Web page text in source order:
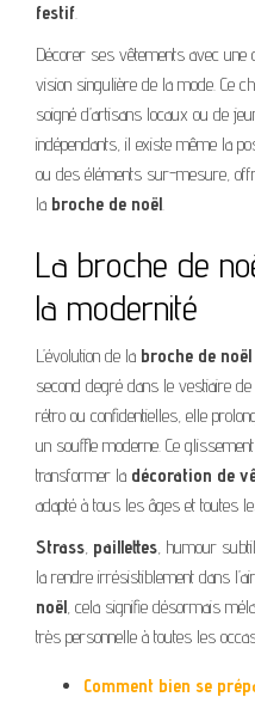
festif.
Décorer ses vêtements avec une
vision singulière de la mode. Ce
soigné d’artisans locaux ou de
indépendants, il existe même la
ou des éléments sur-mesure,
la broche de noël.
La broche de
la modernité
L’évolution de la broche de noël
second degré dans le vestiaire
rétro ou confidentielles, elle
un souffle moderne. Ce
transformer la décoration de
adapté à tous les âges et toutes
Strass, paillettes, humour
la rendre irrésistiblement dans
noël, cela signifie désormais
très personnelle à toutes les
Comment bien se